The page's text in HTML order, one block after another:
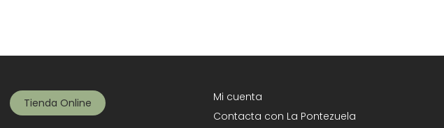
Tienda Online
Mi cuenta
Contacta con La Pontezuela